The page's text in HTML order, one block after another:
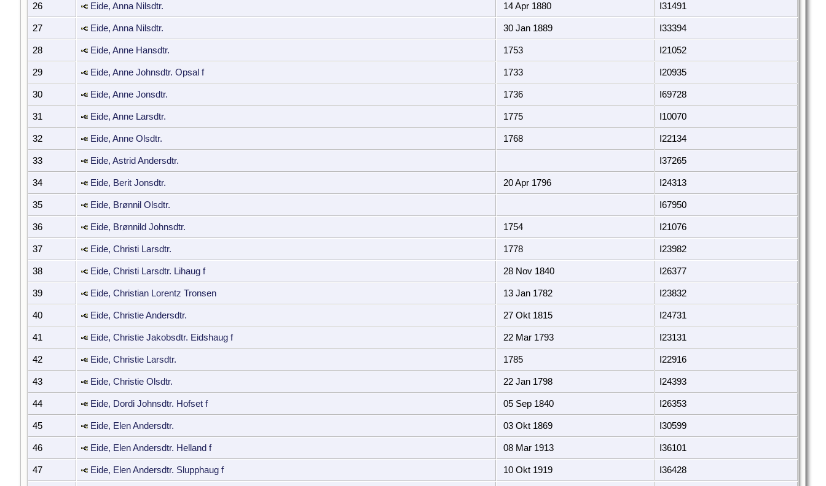
26 Eide, Anna Nilsdtr. 14 Apr 1880 I31491
27 Eide, Anna Nilsdtr. 30 Jan 1889 I33394
28 Eide, Anne Hansdtr. 1753 I21052
29 Eide, Anne Johnsdtr. Opsal f 1733 I20935
30 Eide, Anne Jonsdtr. 1736 I69728
31 Eide, Anne Larsdtr. 1775 I10070
32 Eide, Anne Olsdtr. 1768 I22134
33 Eide, Astrid Andersdtr. I37265
34 Eide, Berit Jonsdtr. 20 Apr 1796 I24313
35 Eide, Brønnil Olsdtr. I67950
36 Eide, Brønnild Johnsdtr. 1754 I21076
37 Eide, Christi Larsdtr. 1778 I23982
38 Eide, Christi Larsdtr. Lihaug f 28 Nov 1840 I26377
39 Eide, Christian Lorentz Tronsen 13 Jan 1782 I23832
40 Eide, Christie Andersdtr. 27 Okt 1815 I24731
41 Eide, Christie Jakobsdtr. Eidshaug f 22 Mar 1793 I23131
42 Eide, Christie Larsdtr. 1785 I22916
43 Eide, Christie Olsdtr. 22 Jan 1798 I24393
44 Eide, Dordi Johnsdtr. Hofset f 05 Sep 1840 I26353
45 Eide, Elen Andersdtr. 03 Okt 1869 I30599
46 Eide, Elen Andersdtr. Helland f 08 Mar 1913 I36101
47 Eide, Elen Andersdtr. Slupphaug f 10 Okt 1919 I36428